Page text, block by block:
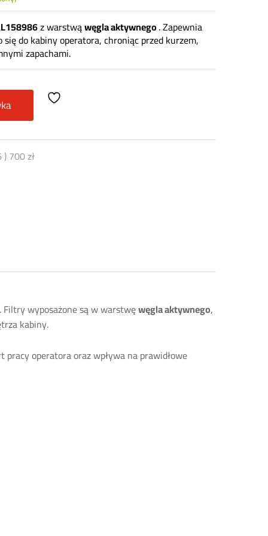
z warstwąwęgla aktywnego. Zapewnia
do kabiny operatora, chroniąc przed kurzem,
zapachami.
)700zł
wyposażone są w warstwęwęgla aktywnego,
kabiny.
operatora oraz wpływa na prawidłowe